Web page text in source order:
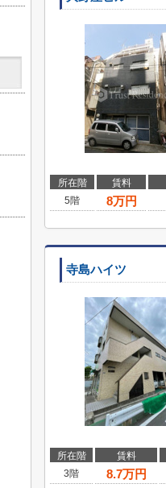
所在階 賃料
5階
8万円
寺島ハイツ
所在階 賃料
3階
8.7万円